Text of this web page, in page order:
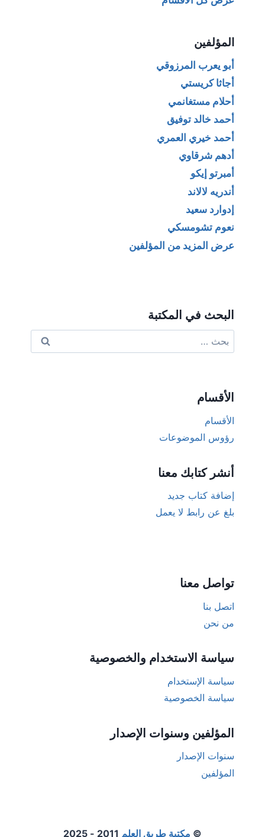
المؤلفين
أبو يعرب المرزوقي
أجاثا كريستي
أحلام مستغانمي
أحمد خالد توفيق
أحمد خيري العمري
أدهم شرقاوي
أمبرتو إيكو
أندريه لالاند
إدوارد سعيد
نعوم تشومسكي
عرض المزيد من المؤلفين
البحث في المكتبة
عن:
الأقسام
الأقسام
رؤوس الموضوعات
أنشر كتابك معنا
إضافة كتاب جديد
بلغ عن رابط لا يعمل
تواصل معنا
اتصل بنا
من نحن
سياسة الاستخدام والخصوصية
سياسة الإستخدام
سياسة الخصوصية
المؤلفين وسنوات الإصدار
سنوات الإصدار
المؤلفين
© مكتبة طريق العلم